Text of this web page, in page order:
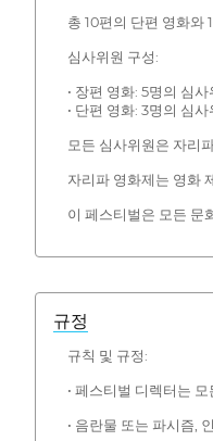
총 10편의 단편 영화와
심사위원 구성:
• 장편 영화: 5명의 심
• 단편 영화: 3명의 심
모든 심사위원은 자리
자리파 영화제는 영화
이 페스티벌은 모든 문
규정
규칙 및 규정:
• 페스티벌 디렉터는
• 음란물 또는 파시즘,